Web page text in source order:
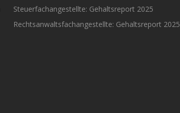
Steuerfachangestellte: Gehaltsreport 2025
Rechtsanwaltsfachangestellte: Gehaltsreport 2025